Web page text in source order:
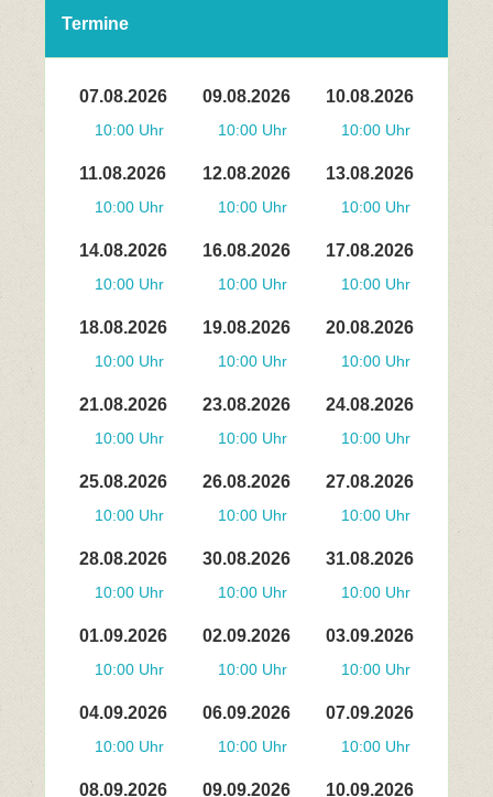
Termine
07.08.2026
10:00 Uhr
09.08.2026
10:00 Uhr
10.08.2026
10:00 Uhr
11.08.2026
10:00 Uhr
12.08.2026
10:00 Uhr
13.08.2026
10:00 Uhr
14.08.2026
10:00 Uhr
16.08.2026
10:00 Uhr
17.08.2026
10:00 Uhr
18.08.2026
10:00 Uhr
19.08.2026
10:00 Uhr
20.08.2026
10:00 Uhr
21.08.2026
10:00 Uhr
23.08.2026
10:00 Uhr
24.08.2026
10:00 Uhr
25.08.2026
10:00 Uhr
26.08.2026
10:00 Uhr
27.08.2026
10:00 Uhr
28.08.2026
10:00 Uhr
30.08.2026
10:00 Uhr
31.08.2026
10:00 Uhr
01.09.2026
10:00 Uhr
02.09.2026
10:00 Uhr
03.09.2026
10:00 Uhr
04.09.2026
10:00 Uhr
06.09.2026
10:00 Uhr
07.09.2026
10:00 Uhr
08.09.2026 09.09.2026 10.09.2026